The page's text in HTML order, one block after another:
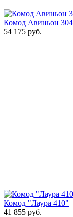
Комод Авиньон 304
54 175 руб.
Комод "Лаура 410"
41 855 руб.